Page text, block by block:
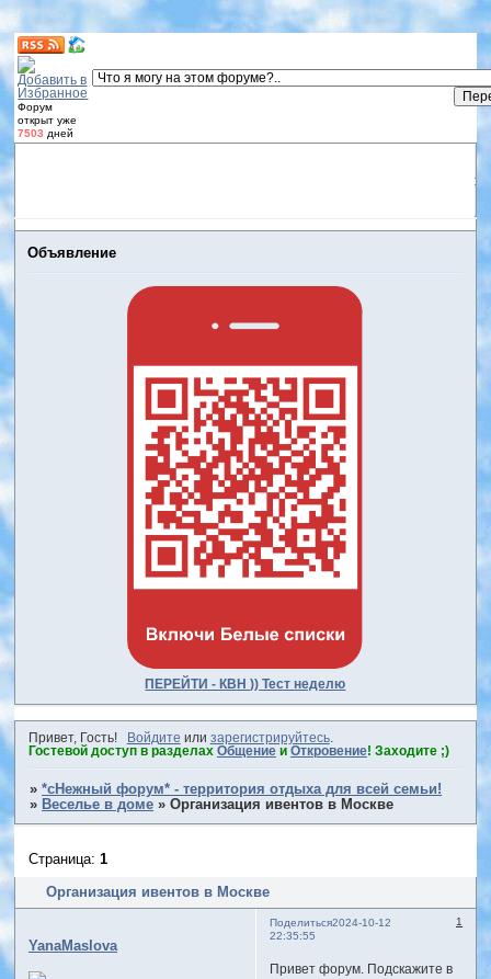
Форум
открыт уже
7503 дней
Объявление
ПЕРЕЙТИ - КВН )) Тест неделю
Привет, Гость! Войдите или зарегистрируйтесь.
Гостевой доступ в разделах Общениеи Откровение! Заходите ;)
»*сНежный форум* - территория отдыха для всей семьи!
» Веселье в доме »Организация ивентов в Москве
Организация ивентов в Москве
Страница:1
Поделиться 1
2024-10-12
22:35:55
YanaMaslova
Привет форум. Подскажите в